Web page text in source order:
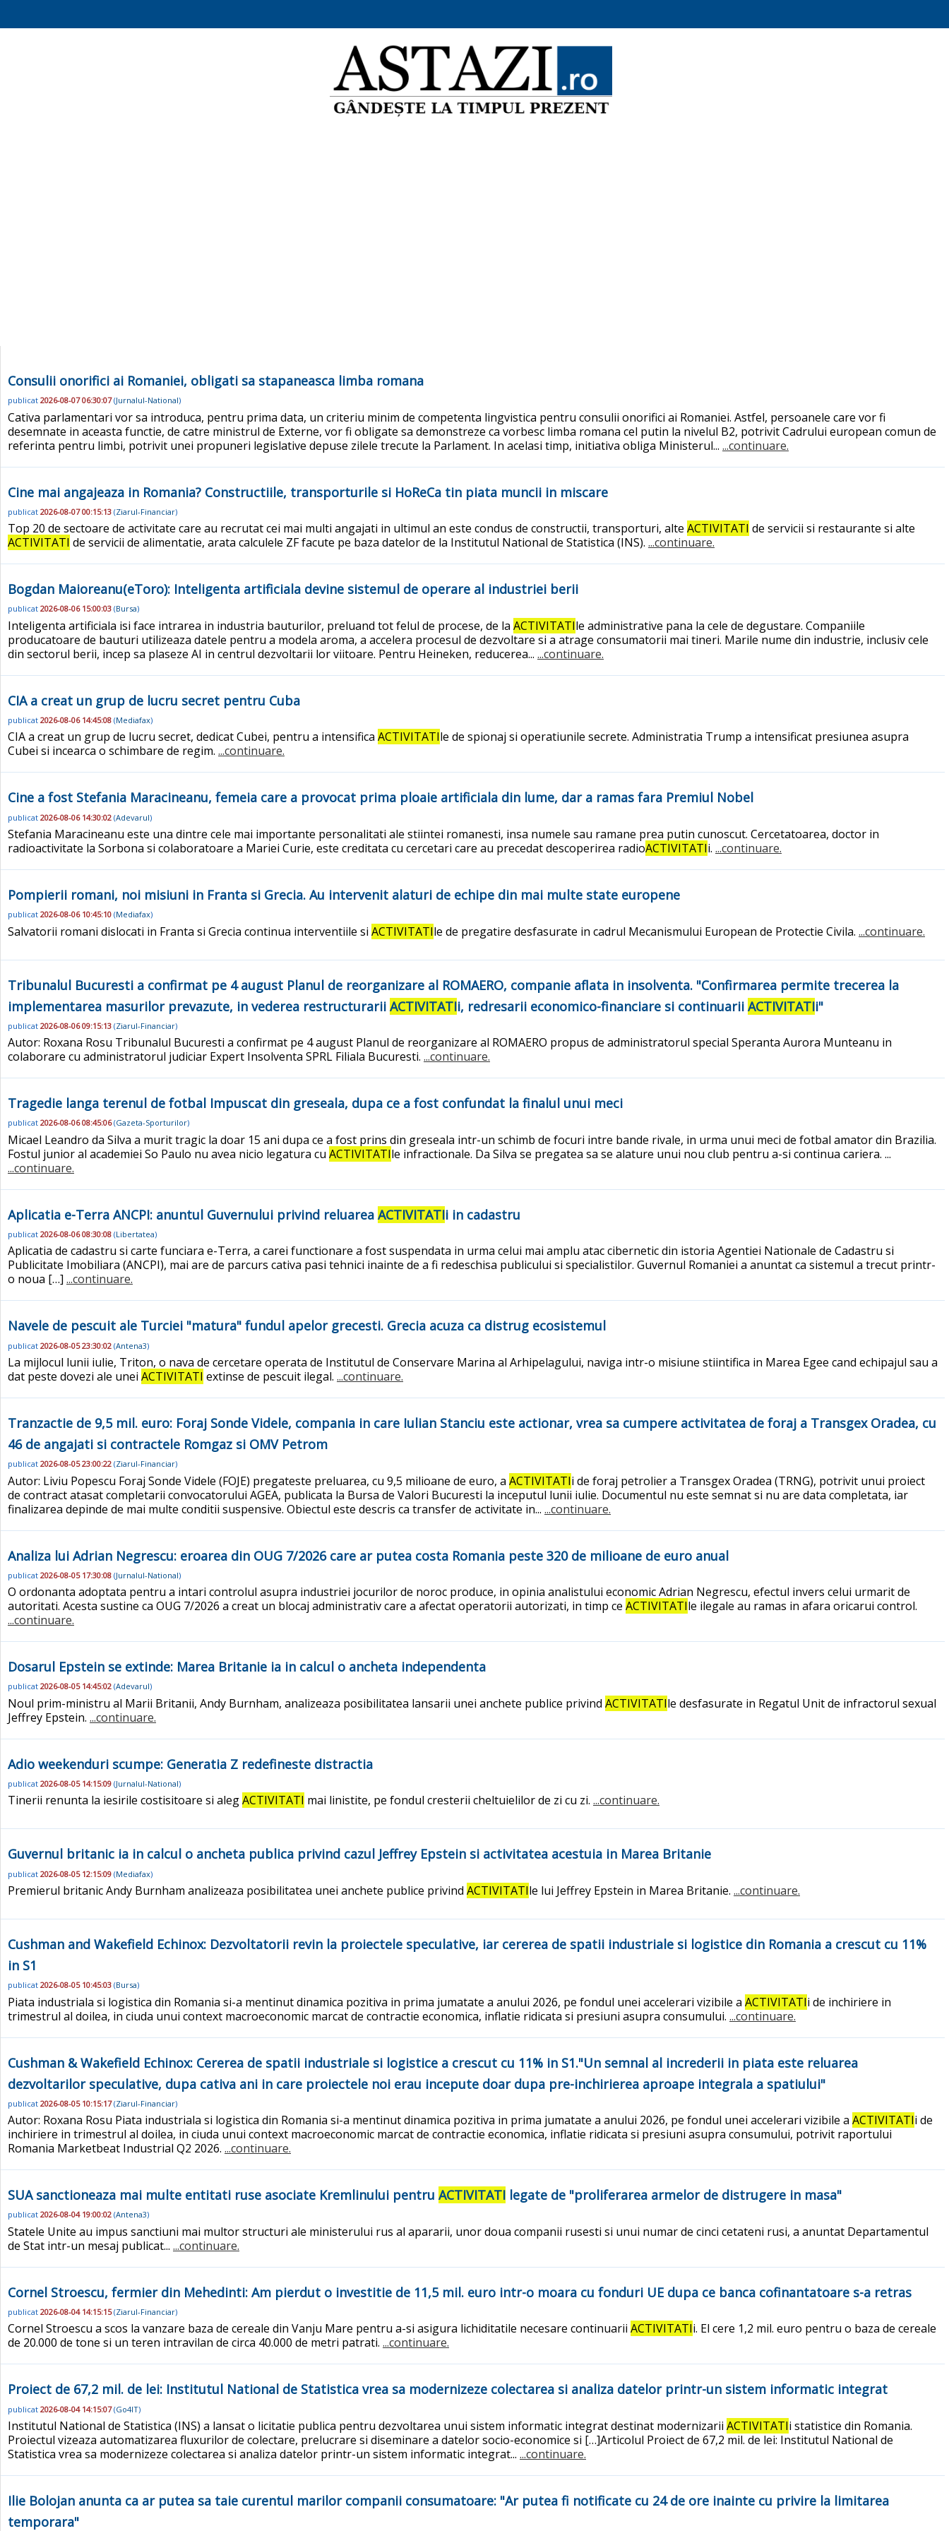
Consulii onorifici ai Romaniei, obligati sa stapaneasca limba romana
publicat 2026-08-07 06:30:07(Jurnalul-National)
Cativa parlamentari vor sa introduca, pentru prima data, un criteriu minim de competenta lingvistica pentru consulii onorifici ai Romaniei. Astfel, persoanele care vor fi
desemnate in aceasta functie, de catre ministrul de Externe, vor fi obligate sa demonstreze ca vorbesc limba romana cel putin la nivelul B2, potrivit Cadrului european comun de
referinta pentru limbi, potrivit unei propuneri legislative depuse zilele trecute la Parlament. In acelasi timp, initiativa obliga Ministerul... ...continuare.
Cine mai angajeaza in Romania? Constructiile, transporturile si HoReCa tin piata muncii in miscare
publicat 2026-08-07 00:15:13 (Ziarul-Financiar)
Top 20 de sectoare de activitate care au recrutat cei mai multi angajati in ultimul an este condus de constructii, transporturi, alte ACTIVITATI de servicii si restaurante si alte
ACTIVITATI de servicii de alimentatie, arata calculele ZF facute pe baza datelor de la Institutul National de Statistica (INS). ...continuare.
Bogdan Maioreanu(eToro): Inteligenta artificiala devine sistemul de operare al industriei berii
publicat 2026-08-06 15:00:03 (Bursa)
Inteligenta artificiala isi face intrarea in industria bauturilor, preluand tot felul de procese, de la ACTIVITATIle administrative pana la cele de degustare. Companiile
producatoare de bauturi utilizeaza datele pentru a modela aroma, a accelera procesul de dezvoltare si a atrage consumatorii mai tineri. Marile nume din industrie, inclusiv cele
din sectorul berii, incep sa plaseze AI in centrul dezvoltarii lor viitoare. Pentru Heineken, reducerea... ...continuare.
CIA a creat un grup de lucru secret pentru Cuba
publicat 2026-08-06 14:45:08 (Mediafax)
CIA a creat un grup de lucru secret, dedicat Cubei, pentru a intensifica ACTIVITATIle de spionaj si operatiunile secrete. Administratia Trump a intensificat presiunea asupra
Cubei si incearca o schimbare de regim. ...continuare.
Cine a fost Stefania Maracineanu, femeia care a provocat prima ploaie artificiala din lume, dar a ramas fara Premiul Nobel
publicat 2026-08-06 14:30:02 (Adevarul)
Stefania Maracineanu este una dintre cele mai importante personalitati ale stiintei romanesti, insa numele sau ramane prea putin cunoscut. Cercetatoarea, doctor in
radioactivitate la Sorbona si colaboratoare a Mariei Curie, este creditata cu cercetari care au precedat descoperirea radioACTIVITATIi. ...continuare.
Pompierii romani, noi misiuni in Franta si Grecia. Au intervenit alaturi de echipe din mai multe state europene
publicat 2026-08-06 10:45:10 (Mediafax)
Salvatorii romani dislocati in Franta si Grecia continua interventiile si ACTIVITATIle de pregatire desfasurate in cadrul Mecanismului European de Protectie Civila. ...continuare.
Tribunalul Bucuresti a confirmat pe 4 august Planul de reorganizare al ROMAERO, companie aflata in insolventa. "Confirmarea permite trecerea la
implementarea masurilor prevazute, in vederea restructurarii ACTIVITATIi, redresarii economico-financiare si continuarii ACTIVITATIi"
publicat 2026-08-06 09:15:13 (Ziarul-Financiar)
Autor: Roxana Rosu Tribunalul Bucuresti a confirmat pe 4 august Planul de reorganizare al ROMAERO propus de administratorul special Speranta Aurora Munteanu in
colaborare cu administratorul judiciar Expert Insolventa SPRL Filiala Bucuresti. ...continuare.
Tragedie langa terenul de fotbal Impuscat din greseala, dupa ce a fost confundat la finalul unui meci
publicat 2026-08-06 08:45:06(Gazeta-Sporturilor)
Micael Leandro da Silva a murit tragic la doar 15 ani dupa ce a fost prins din greseala intr-un schimb de focuri intre bande rivale, in urma unui meci de fotbal amator din Brazilia.
Fostul junior al academiei So Paulo nu avea nicio legatura cu ACTIVITATIle infractionale. Da Silva se pregatea sa se alature unui nou club pentru a-si continua cariera. ...
...continuare.
Aplicatia e-Terra ANCPI: anuntul Guvernului privind reluarea ACTIVITATIi in cadastru
publicat 2026-08-06 08:30:08 (Libertatea)
Aplicatia de cadastru si carte funciara e-Terra, a carei functionare a fost suspendata in urma celui mai amplu atac cibernetic din istoria Agentiei Nationale de Cadastru si
Publicitate Imobiliara (ANCPI), mai are de parcurs cativa pasi tehnici inainte de a fi redeschisa publicului si specialistilor. Guvernul Romaniei a anuntat ca sistemul a trecut printr-
o noua […] ...continuare.
Navele de pescuit ale Turciei "matura" fundul apelor grecesti. Grecia acuza ca distrug ecosistemul
publicat 2026-08-05 23:30:02 (Antena3)
La mijlocul lunii iulie, Triton, o nava de cercetare operata de Institutul de Conservare Marina al Arhipelagului, naviga intr-o misiune stiintifica in Marea Egee cand echipajul sau a
dat peste dovezi ale unei ACTIVITATI extinse de pescuit ilegal. ...continuare.
Tranzactie de 9,5 mil. euro: Foraj Sonde Videle, compania in care Iulian Stanciu este actionar, vrea sa cumpere activitatea de foraj a Transgex Oradea, cu
46 de angajati si contractele Romgaz si OMV Petrom
publicat 2026-08-05 23:00:22 (Ziarul-Financiar)
Autor: Liviu Popescu Foraj Sonde Videle (FOJE) pregateste preluarea, cu 9,5 milioane de euro, a ACTIVITATIi de foraj petrolier a Transgex Oradea (TRNG), potrivit unui proiect
de contract atasat completarii convocatorului AGEA, publicata la Bursa de Valori Bucuresti la inceputul lunii iulie. Documentul nu este semnat si nu are data completata, iar
finalizarea depinde de mai multe conditii suspensive. Obiectul este descris ca transfer de activitate in... ...continuare.
Analiza lui Adrian Negrescu: eroarea din OUG 7/2026 care ar putea costa Romania peste 320 de milioane de euro anual
publicat 2026-08-05 17:30:08 (Jurnalul-National)
O ordonanta adoptata pentru a intari controlul asupra industriei jocurilor de noroc produce, in opinia analistului economic Adrian Negrescu, efectul invers celui urmarit de
autoritati. Acesta sustine ca OUG 7/2026 a creat un blocaj administrativ care a afectat operatorii autorizati, in timp ce ACTIVITATIle ilegale au ramas in afara oricarui control.
...continuare.
Dosarul Epstein se extinde: Marea Britanie ia in calcul o ancheta independenta
publicat 2026-08-05 14:45:02 (Adevarul)
Noul prim-ministru al Marii Britanii, Andy Burnham, analizeaza posibilitatea lansarii unei anchete publice privind ACTIVITATIle desfasurate in Regatul Unit de infractorul sexual
Jeffrey Epstein. ...continuare.
Adio weekenduri scumpe: Generatia Z redefineste distractia
publicat 2026-08-05 14:15:09 (Jurnalul-National)
Tinerii renunta la iesirile costisitoare si alegACTIVITATI mai linistite, pe fondul cresterii cheltuielilor de zi cu zi. ...continuare.
Guvernul britanic ia in calcul o ancheta publica privind cazul Jeffrey Epstein si activitatea acestuia in Marea Britanie
publicat 2026-08-05 12:15:09 (Mediafax)
Premierul britanic Andy Burnham analizeaza posibilitatea unei anchete publice privind ACTIVITATIle lui Jeffrey Epstein in Marea Britanie. ...continuare.
Cushman and Wakefield Echinox: Dezvoltatorii revin la proiectele speculative, iar cererea de spatii industriale si logistice din Romania a crescut cu 11%
in S1
publicat 2026-08-05 10:45:03 (Bursa)
Piata industriala si logistica din Romania si-a mentinut dinamica pozitiva in prima jumatate a anului 2026, pe fondul unei accelerari vizibile a ACTIVITATIi de inchiriere in
trimestrul al doilea, in ciuda unui context macroeconomic marcat de contractie economica, inflatie ridicata si presiuni asupra consumului. ...continuare.
Cushman & Wakefield Echinox: Cererea de spatii industriale si logistice a crescut cu 11% in S1."Un semnal al increderii in piata este reluarea
dezvoltarilor speculative, dupa cativa ani in care proiectele noi erau incepute doar dupa pre-inchirierea aproape integrala a spatiului"
publicat 2026-08-05 10:15:17(Ziarul-Financiar)
Autor: Roxana Rosu Piata industriala si logistica din Romania si-a mentinut dinamica pozitiva in prima jumatate a anului 2026, pe fondul unei accelerari vizibile a ACTIVITATIi de
inchiriere in trimestrul al doilea, in ciuda unui context macroeconomic marcat de contractie economica, inflatie ridicata si presiuni asupra consumului, potrivit raportului
Romania Marketbeat Industrial Q2 2026. ...continuare.
SUA sanctioneaza mai multe entitati ruse asociate Kremlinului pentru ACTIVITATI legate de "proliferarea armelor de distrugere in masa"
publicat 2026-08-04 19:00:02 (Antena3)
Statele Unite au impus sanctiuni mai multor structuri ale ministerului rus al apararii, unor doua companii rusesti si unui numar de cinci cetateni rusi, a anuntat Departamentul
de Stat intr-un mesaj publicat... ...continuare.
Cornel Stroescu, fermier din Mehedinti: Am pierdut o investitie de 11,5 mil. euro intr-o moara cu fonduri UE dupa ce banca cofinantatoare s-a retras
publicat 2026-08-04 14:15:15(Ziarul-Financiar)
Cornel Stroescu a scos la vanzare baza de cereale din Vanju Mare pentru a-si asigura lichiditatile necesare continuarii ACTIVITATIi. El cere 1,2 mil. euro pentru o baza de cereale
de 20.000 de tone si un teren intravilan de circa 40.000 de metri patrati. ...continuare.
Proiect de 67,2 mil. de lei: Institutul National de Statistica vrea sa modernizeze colectarea si analiza datelor printr-un sistem informatic integrat
publicat 2026-08-04 14:15:07(Go4IT)
Institutul National de Statistica (INS) a lansat o licitatie publica pentru dezvoltarea unui sistem informatic integrat destinat modernizarii ACTIVITATIi statistice din Romania.
Proiectul vizeaza automatizarea fluxurilor de colectare, prelucrare si diseminare a datelor socio-economice si […]Articolul Proiect de 67,2 mil. de lei: Institutul National de
Statistica vrea sa modernizeze colectarea si analiza datelor printr-un sistem informatic integrat... ...continuare.
Ilie Bolojan anunta ca ar putea sa taie curentul marilor companii consumatoare: "Ar putea fi notificate cu 24 de ore inainte cu privire la limitarea
temporara"